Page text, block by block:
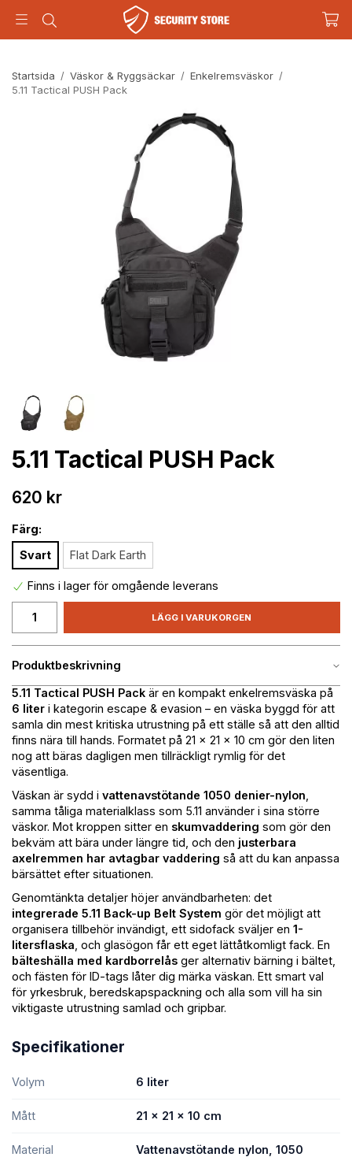
Startsida / Väskor & Ryggsäckar / Enkelremsväskor /
5.11 Tactical PUSH Pack
5.11 Tactical PUSH Pack
620 kr
Färg:
Svart
Flat Dark Earth
Finns i lager för omgående leverans
LÄGG I VARUKORGEN
Produktbeskrivning
5.11 Tactical PUSH Pack är en kompakt enkelremsväska på
6 liter i kategorin escape & evasion – en väska byggd för att
samla din mest kritiska utrustning på ett ställe så att den alltid
finns nära till hands. Formatet på 21 × 21 × 10 cm gör den liten
nog att bäras dagligen men tillräckligt rymlig för det
väsentliga.
Väskan är sydd i vattenavstötande 1050 denier-nylon
samma tåliga materialklass som 5.11 använder i sina större
väskor. Mot kroppen sitter en skumvaddering som gör den
bekväm att bära under längre tid, och den justerbara
axelremmen har avtagbar vaddering så att du kan anpassa
bärsättet efter situationen.
Genomtänkta detaljer höjer användbarheten: det
integrerade 5.11 Back-up Belt System gör det möjligt att
organisera tillbehör invändigt, ett sidofack sväljer en 1-
litersflaska , och glasögon får ett eget lättåtkomligt fack. En
bälteshälla med kardborrelås ger alternativ bärning i bältet,
och fästen för ID-tags låter dig märka väskan. Ett smart val
för yrkesbruk, beredskapspackning och alla som vill ha sin
viktigaste utrustning samlad och gripbar.
Specifikationer
Volym 6 liter
Mått 21 × 21 × 10 cm
Material
Vattenavstötande nylon, 1050